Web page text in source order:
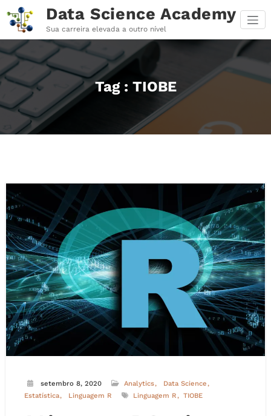
para
conteúdo
Data Science Academy
Sua carreira elevada a outro nível
Tag : TIOBE
setembro 8, 2020 Analytics
Data Science
Estatística
Linguagem R Linguagem R TIOBE